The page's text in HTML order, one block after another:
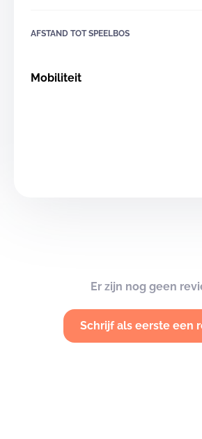
AFSTAND TOT SPEELBOS
Mobiliteit
Er zijn nog geen
Schrijf als eerste een